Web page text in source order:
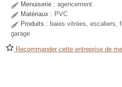
Menuiserie : agencement
Matériaux : PVC
Produits : baies vitrées, escaliers,
garage
Recommander cette entreprise de